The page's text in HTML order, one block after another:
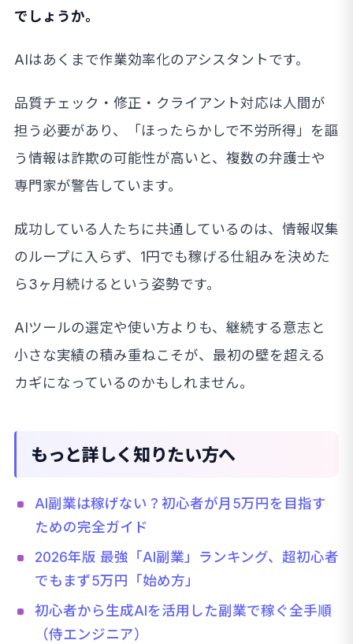
でしょうか。
AIはあくまで作業効率化のアシスタントです。
品質チェック・修正・クライアント対応は人間が
担う必要があり、「ほったらかしで不労所得」を謳
う情報は詐欺の可能性が高いと、複数の弁護士や
専門家が警告しています。
成功している人たちに共通しているのは、情報収集
のループに入らず、1円でも稼げる仕組みを決めた
ら3ヶ月続けるという姿勢です。
AIツールの選定や使い方よりも、継続する意志と
小さな実績の積み重ねこそが、最初の壁を超える
カギになっているのかもしれません。
もっと詳しく知りたい方へ
AI副業は稼げない？初心者が月5万円を目指す
ための完全ガイド
2026年版 最強「AI副業」ランキング、超初心者
でもまず5万円「始め方」
初心者から生成AIを活用した副業で稼ぐ全手順
（侍エンジニア）